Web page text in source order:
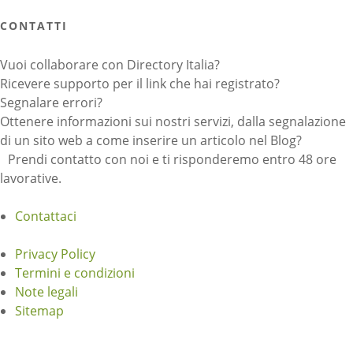
CONTATTI
Vuoi collaborare con Directory Italia?
Ricevere supporto per il link che hai registrato?
Segnalare errori?
Ottenere informazioni sui nostri servizi, dalla segnalazione
di un sito web a come inserire un articolo nel Blog?
Prendi contatto con noi e ti risponderemo entro 48 ore
lavorative.
Contattaci
Privacy Policy
Termini e condizioni
Note legali
Sitemap